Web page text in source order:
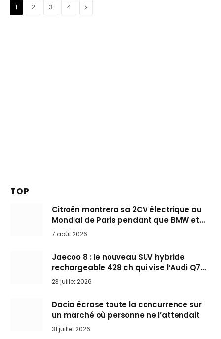
1 2 3 4 Suivant
TOP
Citroën montrera sa 2CV électrique au
Mondial de Paris pendant que BMW et
Mini désertent le salon
7 août 2026
Jaecoo 8 : le nouveau SUV hybride
rechargeable 428 ch qui vise l’Audi Q7
arrive en Europe cet automne
23 juillet 2026
Dacia écrase toute la concurrence sur
un marché où personne ne l’attendait
31 juillet 2026